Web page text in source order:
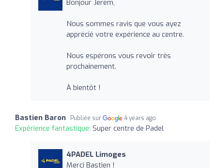
Bonjour Jerem,
Nous sommes ravis que vous ayez
apprécié votre expérience au centre.
Nous espérons vous revoir très
prochainement.
À bientôt !
Bastien Baron Publiée sur 4 years ago
Expérience fantastique: Super centre de Padel
4PADEL Limoges
Merci Bastien !